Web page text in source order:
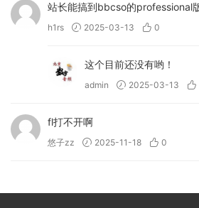
站长能搞到bbcso的professional
h1rs 2025-03-13 0
这个目前还没有哟！
admin 2025-03-13
fl打不开啊
悠子zz 2025-11-18 0